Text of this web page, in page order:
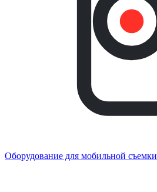
Оборудование для мобильной съемки